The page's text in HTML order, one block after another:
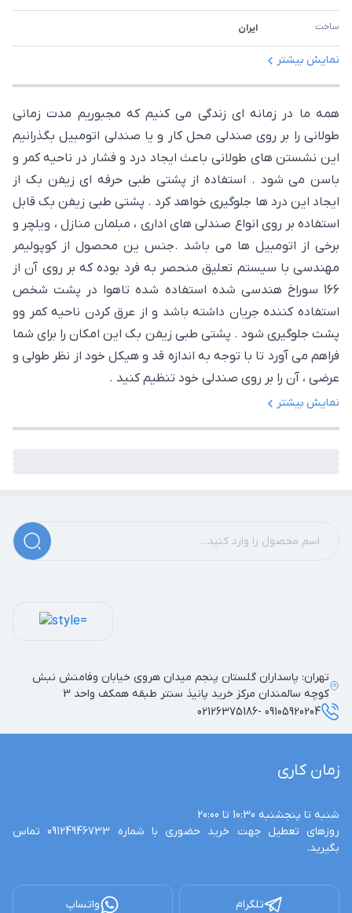
ساخت ایران
نمایش بیشتر
همه ما در زمانه ای زندگی می کنیم که مجبوریم مدت زمانی
طولانی را بر روی صندلی محل کار و یا صندلی اتومبیل بگذرانیم
این نشستن های طولانی باعث ایجاد درد و فشار در ناحیه کمر و
باسن می شود . استفاده از پشتی طبی حرفه ای زیفن بک از
ایجاد این درد ها جلوگیری خواهد کرد . پشتی طبی زیفن بک قابل
استفاده بر روی انواع صندلی های اداری ، مبلمان منازل ، ویلچر و
برخی از اتومبیل ها می باشد .جنس ین محصول از کوپولیمر
مهندسی با سیستم تعلیق منحصر به فرد بوده که بر روی آن از
166 سوراخ هندسی شده استفاده شده تاهوا در پشت شخص
استفاده کننده جریان داشته باشد و از عرق کردن ناحیه کمر وو
پشت جلوگیری شود . پشتی طبی زیفن بک این امکان را برای شما
فراهم می آورد تا با توجه به اندازه قد و هیکل خود از نظر طولی و
عرضی ، آن را بر روی صندلی خود تنظیم کنید .
نمایش بیشتر
زمان کاری
بگیرید.
تلگرام واتساپ
تهران: پاسداران گلستان پنجم میدان هروی خیابان وفامنش نبش
کوچه سالمندان مرکز خرید پانیذ سنتر طبقه همکف واحد 3
09105920204 -02126375186